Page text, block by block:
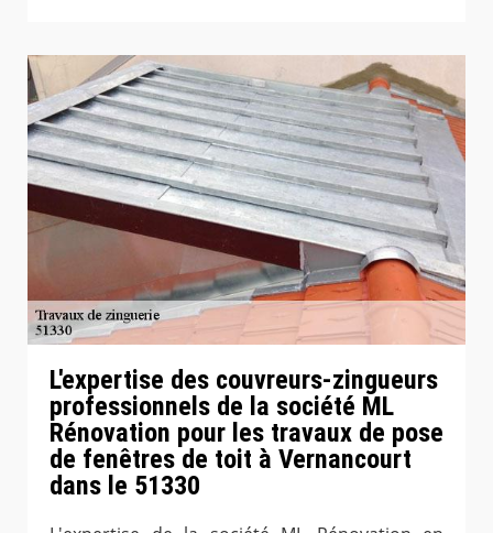
L'expertise des couvreurs-zingueurs
professionnels de la société ML
Rénovation pour les travaux de pose
de fenêtres de toit à Vernancourt
dans le 51330